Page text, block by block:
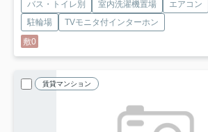
バス・トイレ別 室内洗濯機置場 エアコン
駐輪場
TVモニタ付インターホン
敷0
賃貸マンション